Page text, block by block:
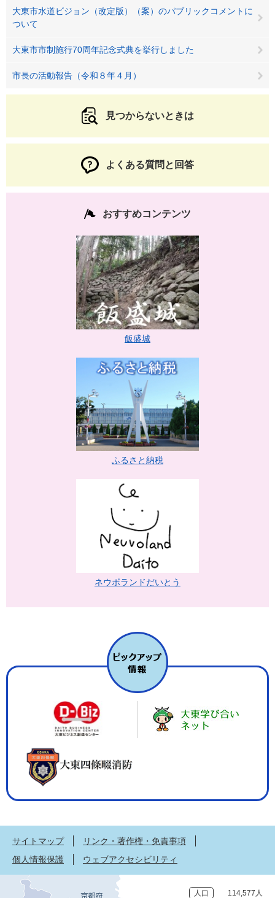
大東市水道ビジョン（改定版）（案）のパブリックコメントに
ついて
大東市市制施行70周年記念式典を挙行しました
市長の活動報告（令和８年４月）
見つからないときは
よくある質問と回答
おすすめコンテンツ
飯盛城
ふるさと納税
ネウボランドだいとう
サイトマップ
リンク・著作権・免責事項
個人情報保護
ウェブアクセシビリティ
人口 114,577人